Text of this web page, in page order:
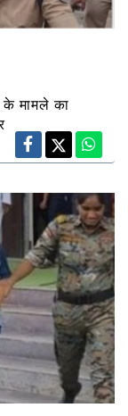
के मामले का